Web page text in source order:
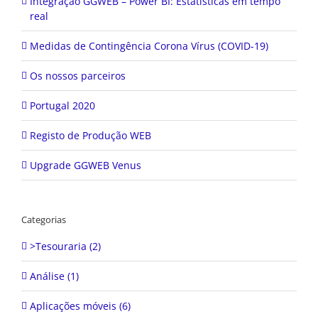
real
Medidas de Contingência Corona Vírus (COVID-19)
Os nossos parceiros
Portugal 2020
Registo de Produção WEB
Upgrade GGWEB Venus
Categorias
>Tesouraria (2)
Análise (1)
Aplicações móveis (6)